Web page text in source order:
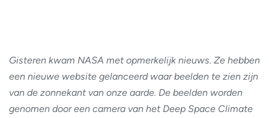
Gisteren kwam NASA met opmerkelijk nieuws. Ze hebben
een nieuwe website gelanceerd waar beelden te zien zijn
van de zonnekant van onze aarde. De beelden worden
genomen door een camera van het Deep Space Climate